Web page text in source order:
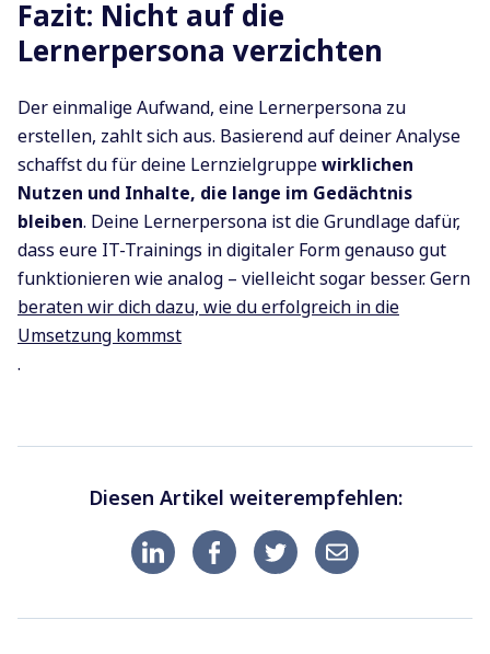
Fazit: Nicht auf die
Lernerpersona verzichten
Der einmalige Aufwand, eine Lernerpersona zu
erstellen, zahlt sich aus. Basierend auf deiner Analyse
schaffst du für deine Lernzielgruppewirklichen
Nutzen und Inhalte, die lange im Gedächtnis
bleiben. Deine Lernerpersona ist die Grundlage dafür,
dass eure IT-Trainings in digitaler Form genauso gut
funktionieren wie analog – vielleicht sogar besser. Gern
beraten wir dich dazu, wie du erfolgreich in die
Umsetzung kommst
.
Diesen Artikel weiterempfehlen: